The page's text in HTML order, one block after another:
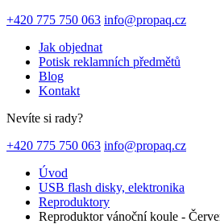
+420 775 750 063 info@propaq.cz
Jak objednat
Potisk reklamních předmětů
Blog
Kontakt
Nevíte si rady?
+420 775 750 063 info@propaq.cz
Úvod
USB flash disky, elektronika
Reproduktory
Reproduktor vánoční koule -